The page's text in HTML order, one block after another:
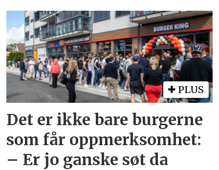
PLUS
Det er ikke bare burgerne
som får oppmerksomhet:
– Er jo ganske søt da